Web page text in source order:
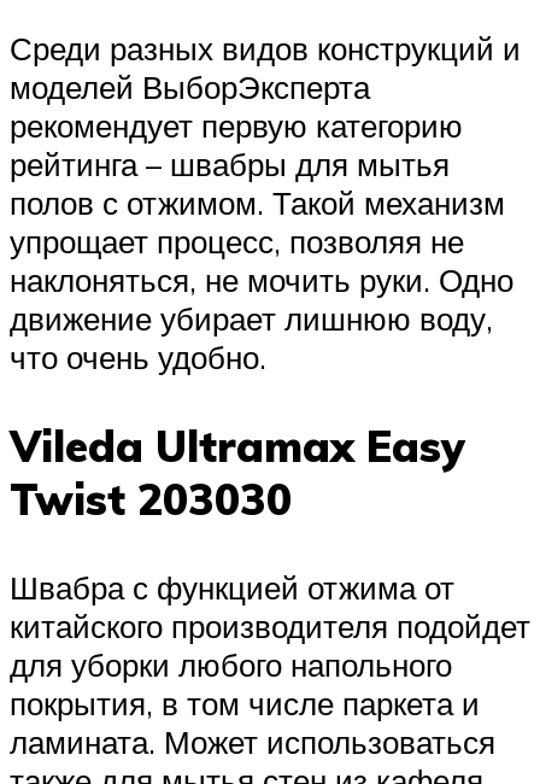
Среди разных видов конструкций и
моделей ВыборЭксперта
рекомендует первую категорию
рейтинга – швабры для мытья
полов с отжимом. Такой механизм
упрощает процесс, позволяя не
наклоняться, не мочить руки. Одно
движение убирает лишнюю воду,
что очень удобно.
Vileda Ultramax Easy
Twist 203030
Швабра с функцией отжима от
китайского производителя подойдет
для уборки любого напольного
покрытия, в том числе паркета и
ламината. Может использоваться